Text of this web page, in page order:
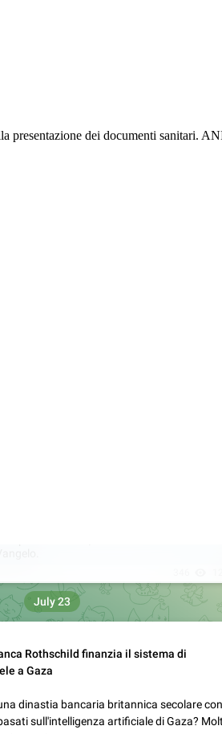
presentazione dei documenti sanitari.